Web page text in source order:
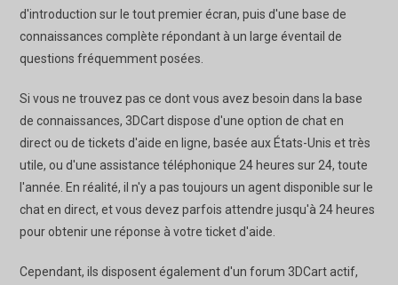
d'introduction sur le tout premier écran, puis d'une base de
connaissances complète répondant à un large éventail de
questions fréquemment posées.
Si vous ne trouvez pas ce dont vous avez besoin dans la base
de connaissances, 3DCart dispose d'une option de chat en
direct ou de tickets d'aide en ligne, basée aux États-Unis et très
utile, ou d'une assistance téléphonique 24 heures sur 24, toute
l'année. En réalité, il n'y a pas toujours un agent disponible sur le
chat en direct, et vous devez parfois attendre jusqu'à 24 heures
pour obtenir une réponse à votre ticket d'aide.
Cependant, ils disposent également d'un forum 3DCart actif,